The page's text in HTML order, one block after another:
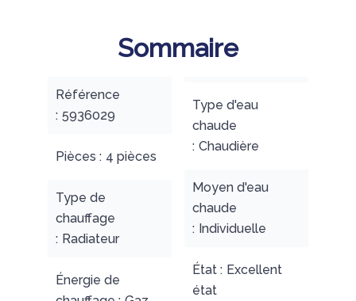
Sommaire
Référence
5936029
Pièces 4 pièces
Type de
chauffage
Radiateur
Énergie de
Type d'eau
chaude
Chaudière
Moyen d'eau
chaude
Individuelle
État
Excellent
état